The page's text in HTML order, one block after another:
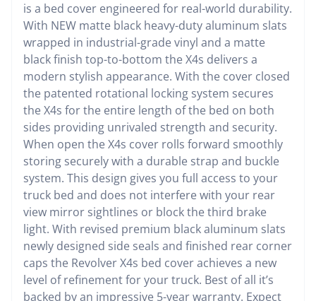
is a bed cover engineered for real-world durability.
With NEW matte black heavy-duty aluminum slats
wrapped in industrial-grade vinyl and a matte
black finish top-to-bottom the X4s delivers a
modern stylish appearance. With the cover closed
the patented rotational locking system secures
the X4s for the entire length of the bed on both
sides providing unrivaled strength and security.
When open the X4s cover rolls forward smoothly
storing securely with a durable strap and buckle
system. This design gives you full access to your
truck bed and does not interfere with your rear
view mirror sightlines or block the third brake
light. With revised premium black aluminum slats
newly designed side seals and finished rear corner
caps the Revolver X4s bed cover achieves a new
level of refinement for your truck. Best of all it’s
backed by an impressive 5-year warranty. Expect